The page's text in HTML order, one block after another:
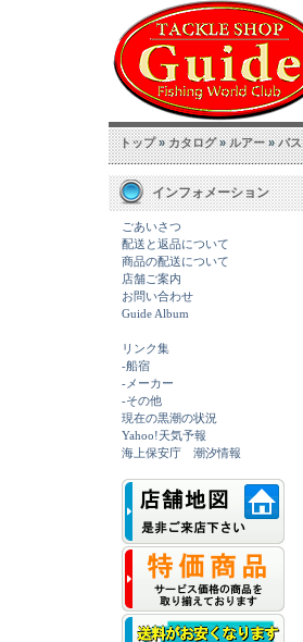
トップ»カタログ»ルアー»バス
インフォメーション
ごあいさつ
配送と返品について
商品の配送について
店舗ご案内
お問い合わせ
Guide Album
リンク集
-船宿
-メーカー
-その他
現在の黒潮の状況
Yahoo!天気予報
海上保安庁 潮汐情報